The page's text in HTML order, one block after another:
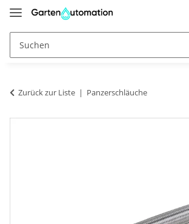
Zurück zur Liste Panzerschläuche